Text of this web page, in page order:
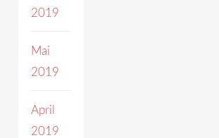
2019
Mai
2019
April
2019